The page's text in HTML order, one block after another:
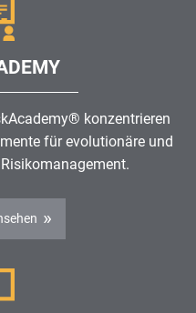
konzentrieren
für evolutionäre und
Risikomanagement.